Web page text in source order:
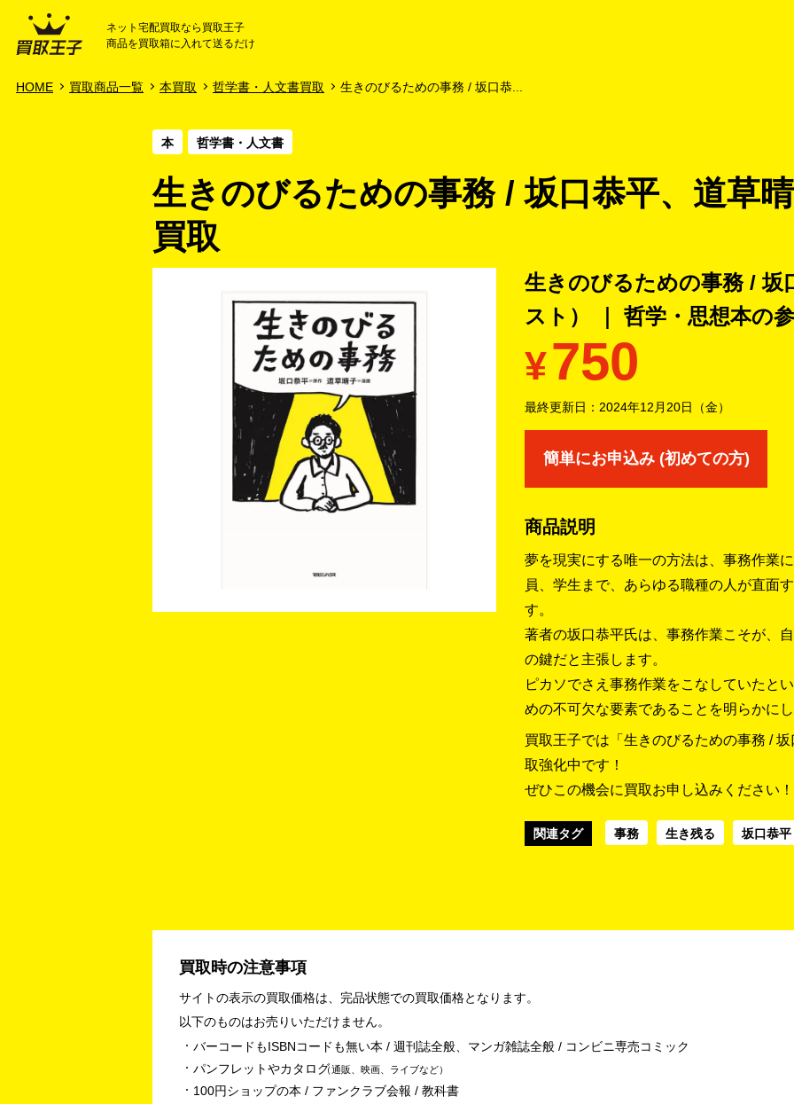
HOME
ネット宅配買取なら買取王子
商品を買取箱に入れて送るだけ
HOME 買取商品一覧 本買取 哲学書・人文書買取 生きのびるための事務 / 坂口恭...
本 哲学書・人文書
生きのびるための事務 / 坂口恭平、道草
買取
生きのびるための事務 / 坂
スト） ｜ 哲学・思想本の
¥750
最終更新日： 2024年12月20日（金）
簡単にお申込み (初めての方)
商品説明
夢を現実にする唯一の方法は、事務作業
員、学生まで、あらゆる職種の人が直面
す。
著者の坂口恭平氏は、事務作業こそが、
の鍵だと主張します。
ピカソでさえ事務作業をこなしていたと
めの不可欠な要素であることを明らかに
買取王子では「生きのびるための事務 /
取強化中です！
ぜひこの機会に買取お申し込みください！
関連タグ 事務 生き残る 坂口恭平
買取時の注意事項
サイトの表示の買取価格は、完品状態での買取価格となります。
以下のものはお売りいただけません。
バーコードもISBNコードも無い本 / 週刊誌全般、マンガ雑誌全般 / コンビニ専売コミック
パンフレットやカタログ 通販、映画、ライブなど
100円ショップの本 / ファンクラブ会報 / 教科書